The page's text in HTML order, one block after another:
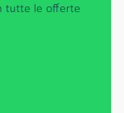
tutte le offerte